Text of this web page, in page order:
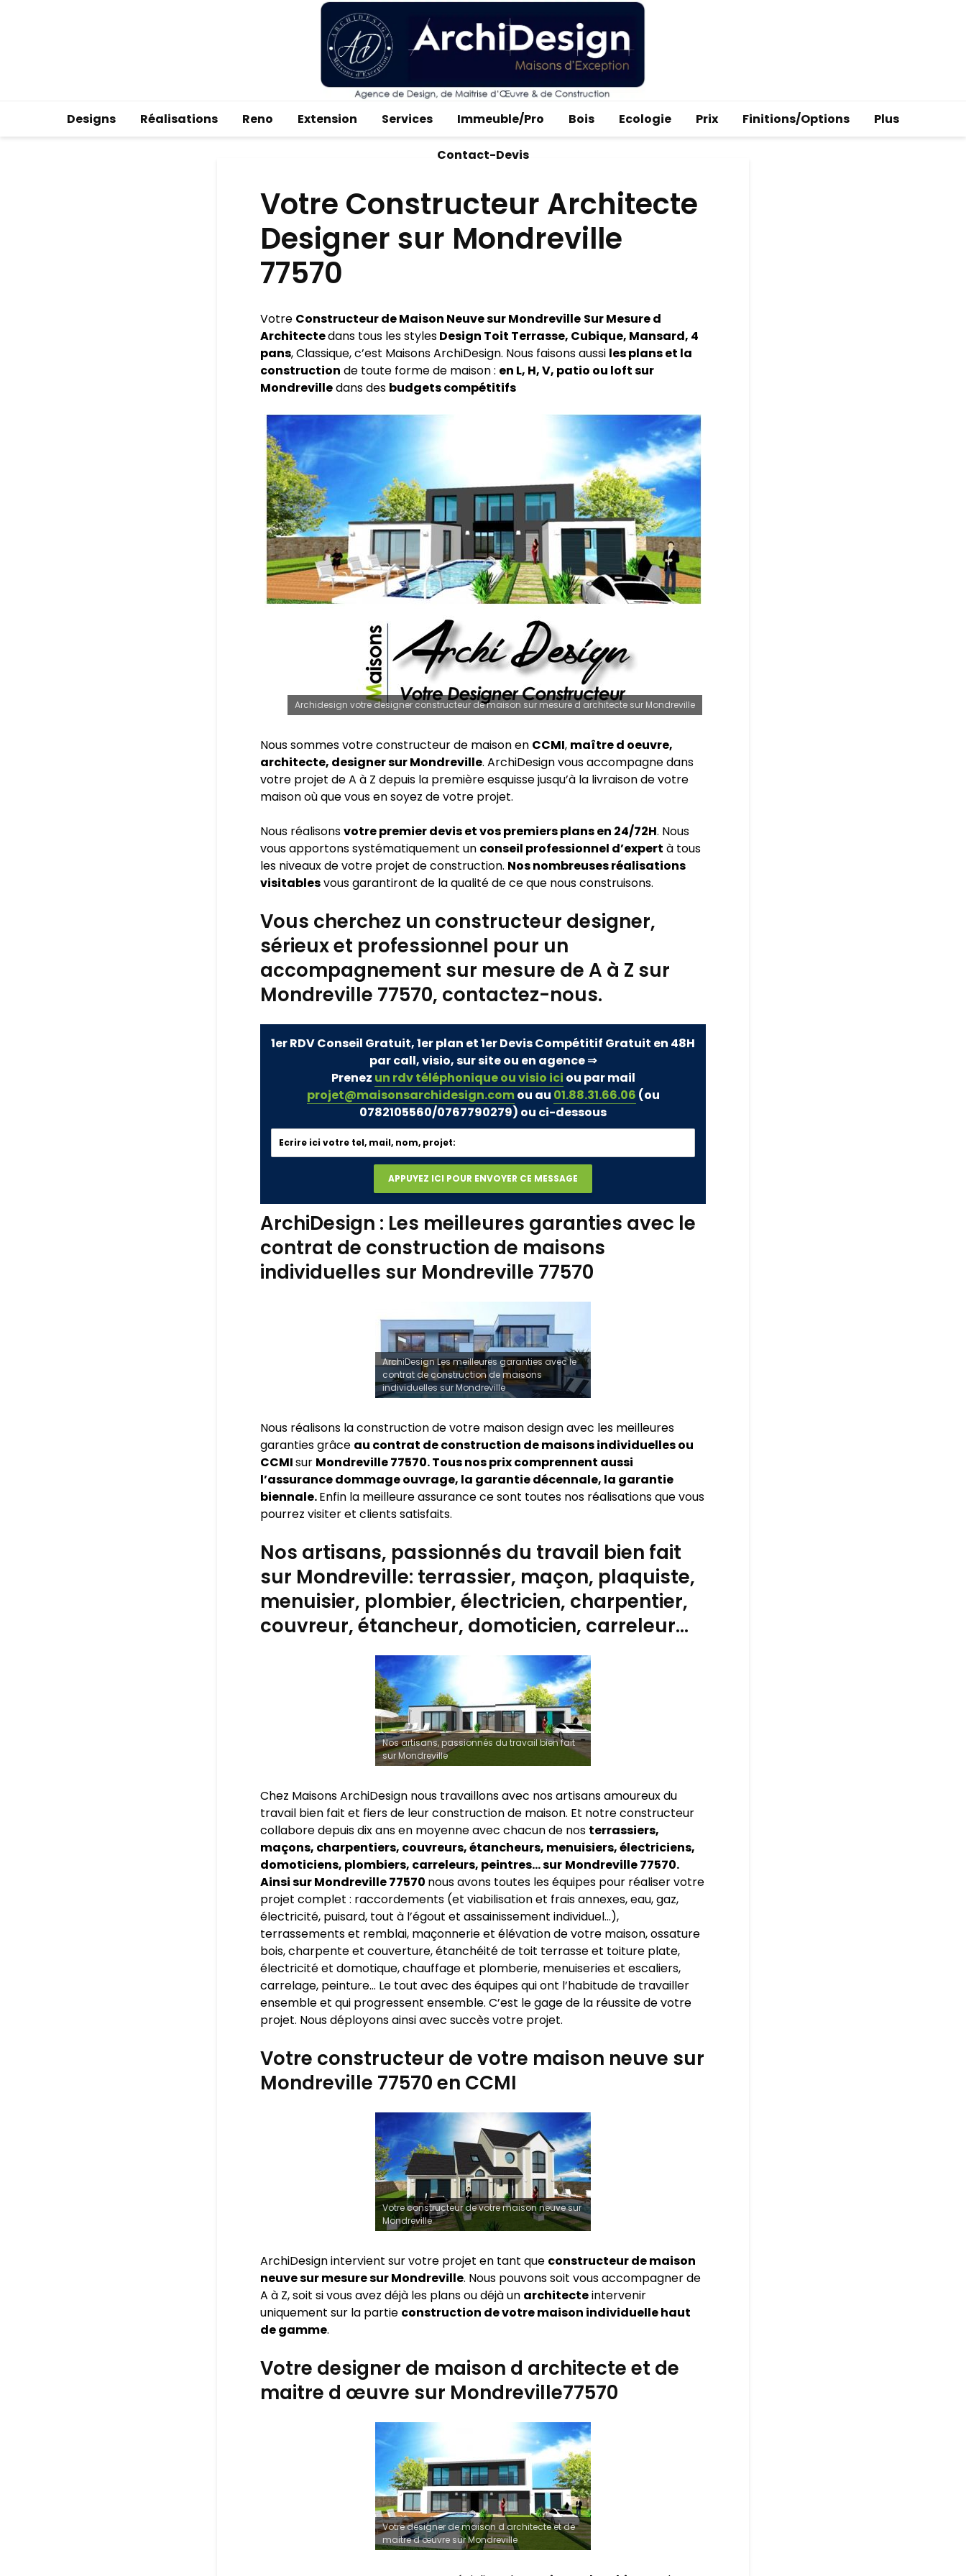
Designs Réalisations Reno Extension Services Immeuble/Pro Bois Ecologie Prix Finitions/Options Plus
Contact-Devis
Votre Constructeur Architecte
Designer sur Mondreville
77570
Votre Constructeur de Maison Neuve sur Mondreville Sur Mesure d
Architectedans tous les stylesDesign Toit Terrasse, Cubique, Mansard, 4
pans, Classique, c’est Maisons ArchiDesign. Nous faisons aussi les plans et la
construction de toute forme de maison : en L, H, V, patio ou loft sur
Mondrevilledans des budgets compétitifs
Archidesign votre designer constructeur de maison sur mesure d architecte sur Mondreville
Nous sommes votre constructeur de maison en CCMI, maître d oeuvre,
architecte, designer sur Mondreville. ArchiDesign vous accompagne dans
votre projet de A à Z depuis la première esquisse jusqu’à la livraison de votre
maison où que vous en soyez de votre projet.
Nous réalisonsvotre premier devis et vos premiers plans en 24/72H. Nous
vous apportons systématiquement un conseil professionnel d’expert à tous
les niveaux de votre projet de construction. Nos nombreuses réalisations
visitablesvous garantiront de la qualité de ce que nous construisons.
Vous cherchez un constructeur designer,
sérieux et professionnel pour un
accompagnement sur mesure de A à Z sur
Mondreville 77570, contactez-nous.
1er RDV Conseil Gratuit, 1er plan et 1er Devis Compétitif Gratuit en 48H
par call, visio, sur site ou en agence ⇒
Prenez un rdv téléphonique ou visio ici ou par mail
projet@maisonsarchidesign.comou au 01.88.31.66.06 (ou
0782105560/0767790279) ou ci-dessous
ArchiDesign : Les meilleures garanties avec le
contrat de construction de maisons
individuelles sur Mondreville 77570
ArchiDesign Les meilleures garanties avec le
contrat de construction de maisons
individuelles sur Mondreville
Nous réalisons la construction de votre maison design avec les meilleures
garanties grâce au contrat de construction de maisons individuelles ou
CCMIsur Mondreville 77570. Tous nos prix comprennent aussi
l’assurance dommage ouvrage, la garantie décennale, la garantie
biennale.Enfin la meilleure assurance ce sont toutes nos réalisations que vous
pourrez visiter et clients satisfaits.
Nos artisans, passionnés du travail bien fait
sur Mondreville: terrassier, maçon, plaquiste,
menuisier, plombier, électricien, charpentier,
couvreur, étancheur, domoticien, carreleur…
Nos artisans, passionnés du travail bien fait
sur Mondreville
Chez Maisons ArchiDesign nous travaillons avec nos artisans amoureux du
travail bien fait et fiers de leur construction de maison. Et notre constructeur
collabore depuis dix ans en moyenne avec chacun de nos terrassiers,
maçons, charpentiers, couvreurs, étancheurs, menuisiers, électriciens,
domoticiens, plombiers, carreleurs, peintres… sur Mondreville 77570.
Ainsi sur Mondreville 77570 nous avons toutes les équipes pour réaliser votre
projet complet : raccordements (et viabilisation et frais annexes, eau, gaz,
électricité, puisard, tout à l’égout et assainissement individuel…),
terrassements et remblai, maçonnerie et élévation de votre maison, ossature
bois, charpente et couverture, étanchéité de toit terrasse et toiture plate,
électricité et domotique, chauffage et plomberie, menuiseries et escaliers,
carrelage, peinture… Le tout avec des équipes qui ont l’habitude de travailler
ensemble et qui progressent ensemble. C’est le gage de la réussite de votre
projet. Nous déployons ainsi avec succès votre projet.
Votre constructeur de votre maison neuve sur
Mondreville 77570 en CCMI
Votre constructeur de votre maison neuve sur
Mondreville
ArchiDesign intervient sur votre projet en tant que constructeur de maison
neuve sur mesure surMondreville. Nous pouvons soit vous accompagner de
A à Z, soit si vous avez déjà les plans ou déjà un architecteintervenir
uniquement sur la partie construction de votre maison individuelle haut
de gamme.
Votre designer de maison d architecte et de
maitre d œuvre sur Mondreville77570
Votre designer de maison d architecte et de
maitre d œuvre sur Mondreville